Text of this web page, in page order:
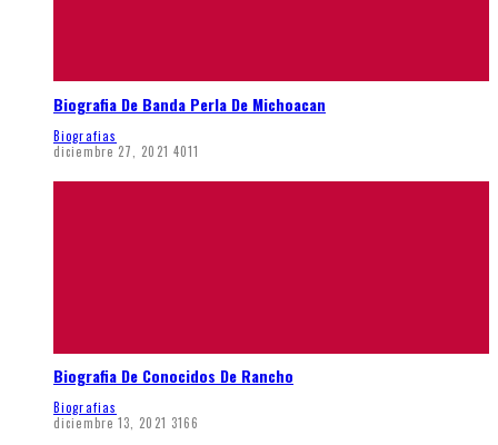
Biografia De Banda Perla De Michoacan
Biografias
diciembre 27, 2021 4011
Biografia De Conocidos De Rancho
Biografias
diciembre 13, 2021 3166